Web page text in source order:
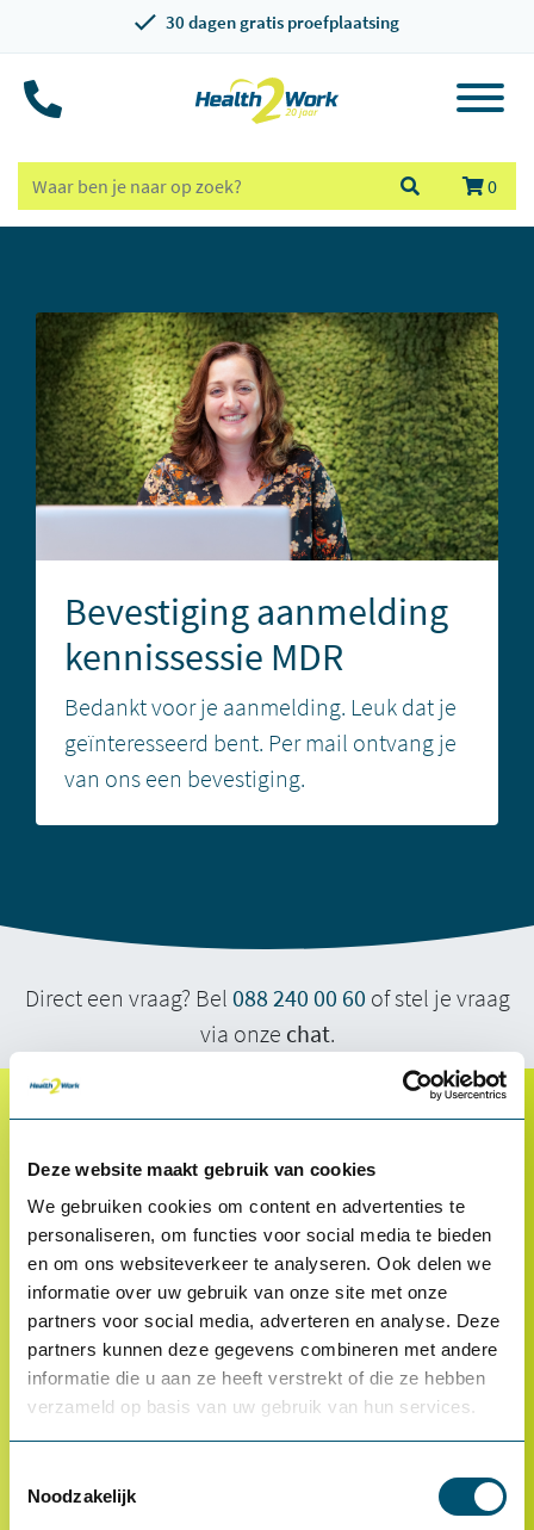
Deze website maakt gebruik van cookies
We gebruiken cookies om content en advertenties te
personaliseren, om functies voor social media te bieden
en om ons websiteverkeer te analyseren. Ook delen we
informatie over uw gebruik van onze site met onze
partners voor social media, adverteren en analyse. Deze
partners kunnen deze gegevens combineren met andere
informatie die u aan ze heeft verstrekt of die ze hebben
verzameld op basis van uw gebruik van hun services.
Noodzakelijk
30 dagen gratis proefplaatsing
0
Bevestiging aanmelding
kennissessie MDR
Bedankt voor je aanmelding. Leuk dat je
geïnteresseerd bent. Per mail ontvang je
van ons een bevestiging.
Direct een vraag? Bel 088 240 00 60 of stel je vraag
via onze chat.
Proefplaatsing
Betalen
Retourneren
Inloggen
OCI-koppeling
Veelgestelde vragen